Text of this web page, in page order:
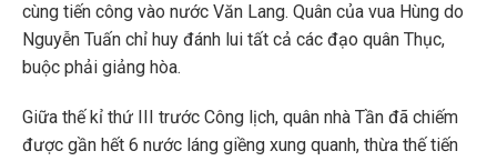
cùng tiến công vào nước Văn Lang. Quân của vua Hùng do
Nguyễn Tuấn chỉ huy đánh lui tất cả các đạo quân Thục,
buộc phải giảng hòa.
Giữa thế kỉ thứ III trước Công lịch, quân nhà Tần đã chiếm
được gần hết 6 nước láng giềng xung quanh, thừa thế tiến